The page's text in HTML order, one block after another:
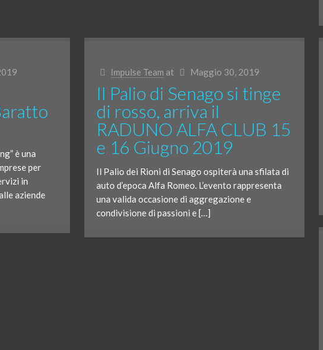
è una
per
in
aziende
Impulse Team at Maggio 30, 2019
Il Palio di Senago si tinge
di rosso, arriva il
RADUNO ALFA CLUB 15
e 16 Giugno 2019
Il Palio dei Rioni di Senago ospiterà una sfilata di
auto d’epoca Alfa Romeo. L’evento rappresenta
una valida occasione di aggregazione e
condivisione di passioni e […]